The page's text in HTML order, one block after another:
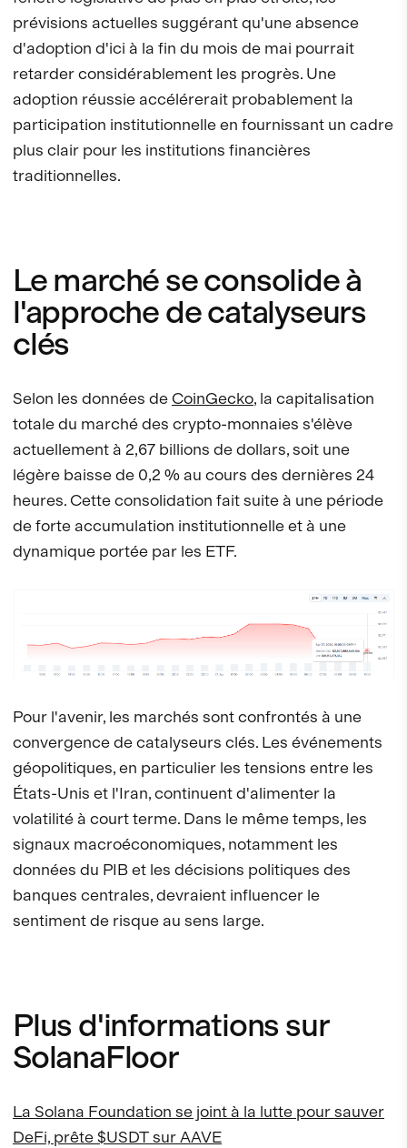
prévisions actuelles suggérant qu'une absence
d'adoption d'ici à la fin du mois de mai pourrait
retarder considérablement les progrès. Une
adoption réussie accélérerait probablement la
participation institutionnelle en fournissant un cadre
plus clair pour les institutions financières
traditionnelles.
Le marché se consolide à
l'approche de catalyseurs
clés
Selon les données de CoinGecko, la capitalisation
totale du marché des crypto-monnaies s'élève
actuellement à 2,67 billions de dollars, soit une
légère baisse de 0,2 % au cours des dernières 24
heures. Cette consolidation fait suite à une période
de forte accumulation institutionnelle et à une
dynamique portée par les ETF.
Pour l'avenir, les marchés sont confrontés à une
convergence de catalyseurs clés. Les événements
géopolitiques, en particulier les tensions entre les
États-Unis et l'Iran, continuent d'alimenter la
volatilité à court terme. Dans le même temps, les
signaux macroéconomiques, notamment les
données du PIB et les décisions politiques des
banques centrales, devraient influencer le
sentiment de risque au sens large.
Plus d'informations sur
SolanaFloor
La Solana Foundation se joint à la lutte pour sauver
DeFi, prête $USDT sur AAVE